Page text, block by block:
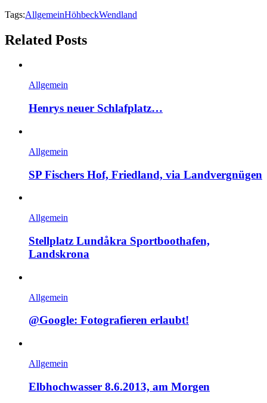
Tags:AllgemeinHöhbeckWendland
Related Posts
Allgemein
Henrys neuer Schlafplatz…
Allgemein
SP Fischers Hof, Friedland, via Landvergnügen
Allgemein
Stellplatz Lundåkra Sportboothafen,
Landskrona
Allgemein
@Google: Fotografieren erlaubt!
Allgemein
Elbhochwasser 8.6.2013, am Morgen